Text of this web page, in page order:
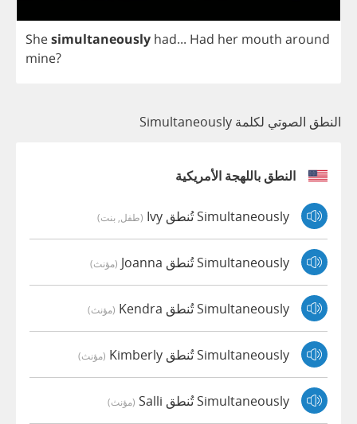
Shesimultaneously had... Had her mouth around
mine?
النطق الصوتي لكلمة Simultaneously
النطق باللهجة الأمريكية
Simultaneously تُنطق Ivy (طفل, بنت)
Simultaneously تُنطق Joanna (مؤنث)
Simultaneously تُنطق Kendra (مؤنث)
Simultaneously تُنطق Kimberly (مؤنث)
Simultaneously تُنطق Salli (مؤنث)